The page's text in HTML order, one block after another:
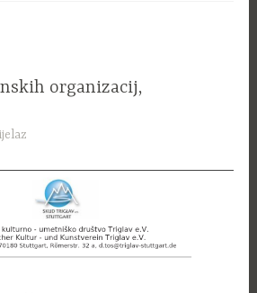
organizacij,